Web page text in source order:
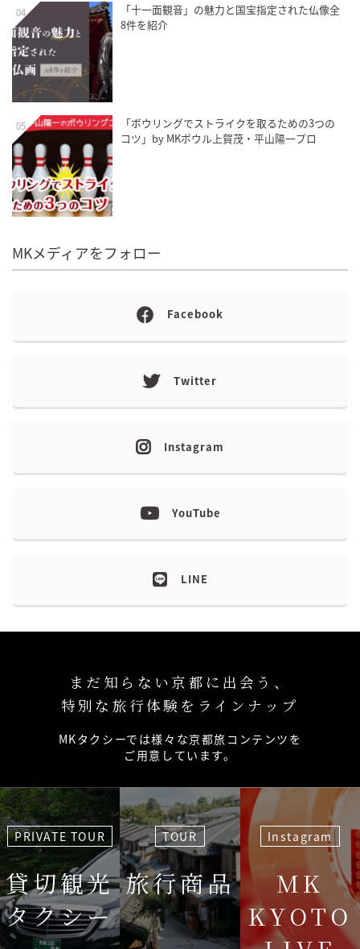
04
「十一面観音」の魅力と国宝指定された仏像全
8件を紹介
05
「ボウリングでストライクを取るための3つの
コツ」by MKボウル上賀茂・平山陽一プロ
MKメディアをフォロー
Facebook
Twitter
Instagram
YouTube
LINE
まだ知らない京都に出会う、
特別な旅行体験をラインナップ
MKタクシーでは様々な京都旅コンテンツを
ご用意しています。
PRIVATE TOUR
貸切観光
タクシー
TOUR
旅行商品
Instagram
MK
KYOTO